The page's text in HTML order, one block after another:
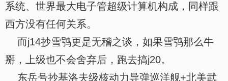
系统、世界最大电子管超级计算机构成，同样跟
西方没有任何关系。
而j14抄雪鸮更是无稽之谈，如果雪鸮那么牛
掰，上级也不会舍弃后，跑去搞j20。
东岳号抄基洛夫级核动力导弹巡洋舰+北美武